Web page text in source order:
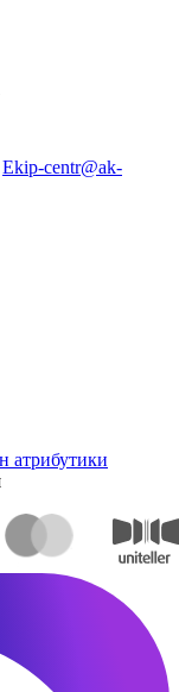
Ekip-centr@ak-
атрибутики